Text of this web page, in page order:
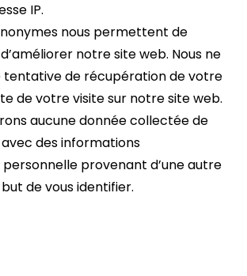
IP.
nous permettent de
notre site web. Nous ne
tentative de récupération de votre
de votre visite sur notre site web.
aucune donnée collectée de
des informations
provenant d’une autre
de vous identifier.